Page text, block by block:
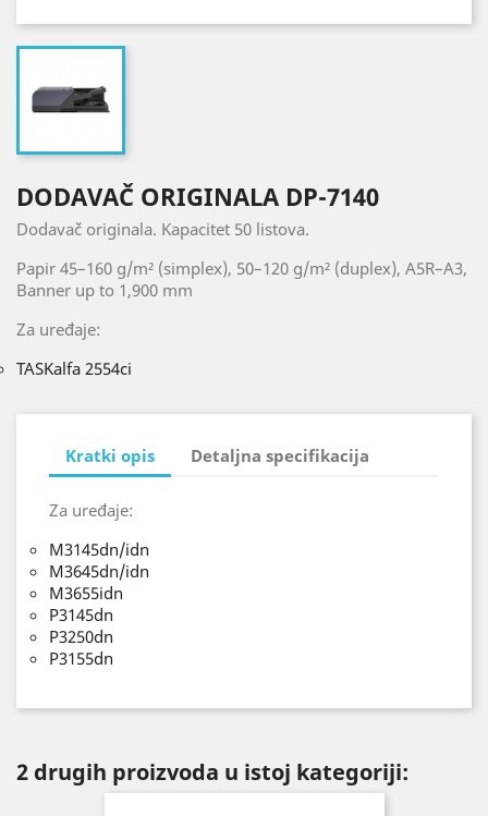
DODAVAČ ORIGINALA DP-7140
Dodavač originala. Kapacitet 50 listova.
Papir 45–160 g/m² (simplex), 50–120 g/m² (duplex), A5R–A3,
Banner up to 1,900 mm
Za uređaje:
TASKalfa 2554ci
Kratki opis Detaljna specifikacija
Za uređaje:
M3145dn/idn
M3645dn/idn
M3655idn
P3145dn
P3250dn
P3155dn
2 drugih proizvoda u istoj kategoriji: